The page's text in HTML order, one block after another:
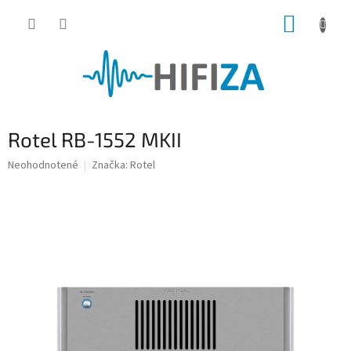
Rotel RB-1552 MKII
Priemerné
Neohodnotené Značka: Rotel